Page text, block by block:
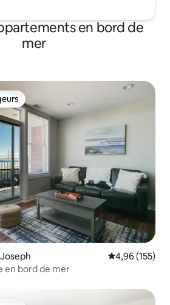
en bord de
mer
Évaluation
4,96 (155)
en bord de mer